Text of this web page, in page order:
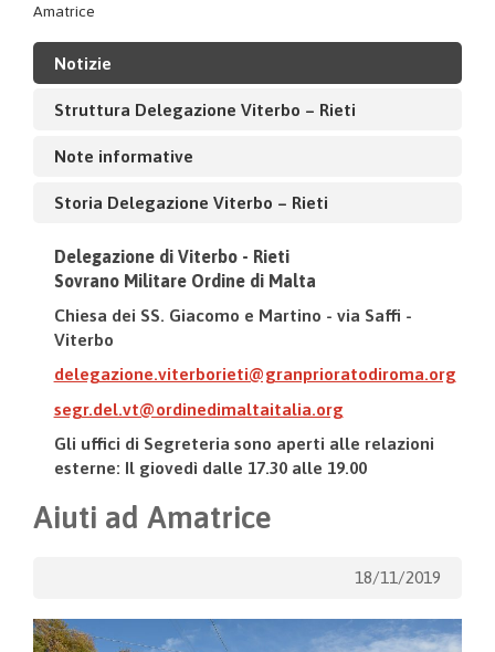
Amatrice
Notizie
Struttura Delegazione Viterbo – Rieti
Note informative
Storia Delegazione Viterbo – Rieti
Delegazione di Viterbo - Rieti
Sovrano Militare Ordine di Malta
Chiesa dei SS. Giacomo e Martino - via Saffi -
Viterbo
delegazione.viterborieti@granprioratodiroma.org
segr.del.vt@ordinedimaltaitalia.org
Gli uffici di Segreteria sono aperti alle relazioni
esterne: Il giovedì dalle 17.30 alle 19.00
Aiuti ad Amatrice
18/11/2019